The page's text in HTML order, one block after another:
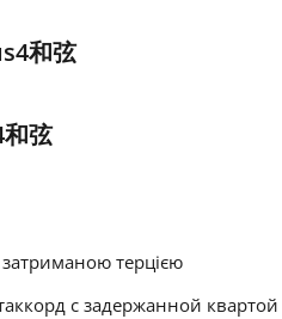
和弦
弦
затриманою терцією
с задержанной квартой